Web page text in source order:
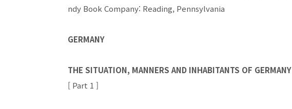
ndy Book Company: Reading, Pennsylvania
GERMANY
THE SITUATION, MANNERS AND INHABITANTS OF GERMANY
[ Part 1 ]